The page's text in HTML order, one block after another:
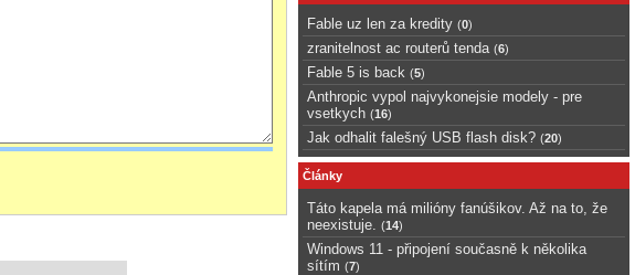
Fable uz len za kredity (0)
zranitelnost ac routerů tenda (6)
Fable 5 is back (5)
Anthropic vypol najvykonejsie modely - pre
vsetkych (16)
Jak odhalit falešný USB flash disk? (20)
Články
Táto kapela má milióny fanúšikov. Až na to, že
neexistuje.
(14)
Windows 11 - připojení současně k několika
sítím (7)